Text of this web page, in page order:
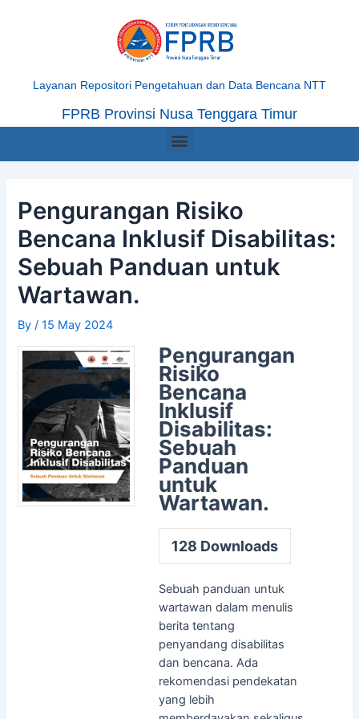
Layanan Repositori Pengetahuan dan Data Bencana NTT
FPRB Provinsi Nusa Tenggara Timur
Menu
Pengurangan Risiko
Bencana Inklusif Disabilitas:
Sebuah Panduan untuk
Wartawan.
By/15 May 2024
Pengurangan
Risiko
Bencana
Inklusif
Disabilitas:
Sebuah
Panduan
untuk
Wartawan.
128 Downloads
Sebuah panduan untuk
wartawan dalam menulis
berita tentang
penyandang disabilitas
dan bencana. Ada
rekomendasi pendekatan
yang lebih